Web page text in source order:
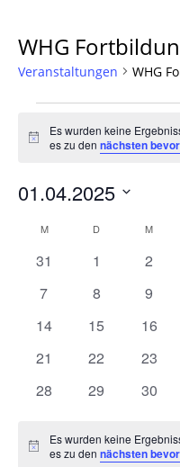
WHG
Veranstaltungen WHG
Hinweis
Es wurden keine
es zu dennächsten
01.04.2025
wählen.
Kalender
von
MMONTAG D DIENSTAGM
0
31
0
1
0
2
0
7
0
8
0
9
0
14
0
15
0
16
0
21
0
22
0
23
0
28
0
29
0
30
Hinweis
Es wurden keine
es zu dennächsten